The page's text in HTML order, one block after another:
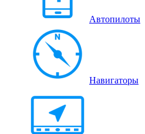
Автопилоты
Навигаторы